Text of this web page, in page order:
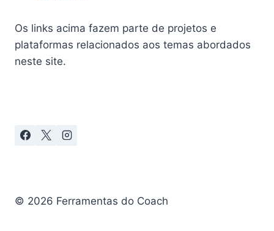
Os links acima fazem parte de projetos e
plataformas relacionados aos temas abordados
neste site.
© 2026 Ferramentas do Coach